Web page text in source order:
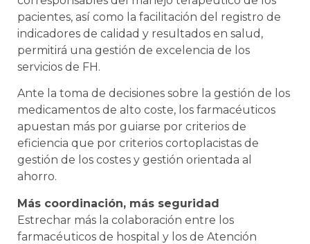
pacientes, así como la facilitación del registro de
indicadores de calidad y resultados en salud,
permitirá una gestión de excelencia de los
servicios de FH.
Ante la toma de decisiones sobre la gestión de los
medicamentos de alto coste, los farmacéuticos
apuestan más por guiarse por criterios de
eficiencia que por criterios cortoplacistas de
gestión de los costes y gestión orientada al
ahorro.
Más coordinación, más seguridad
Estrechar más la colaboración entre los
farmacéuticos de hospital y los de Atención